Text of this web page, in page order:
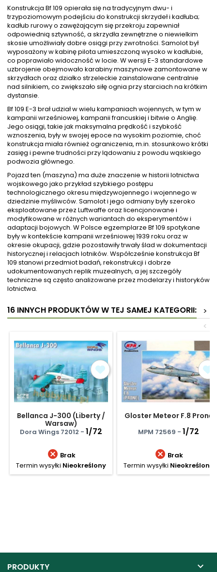
Konstrukcja Bf 109 opierała się na tradycyjnym dwu- i
trzypoziomowym podejściu do konstrukcji skrzydeł i kadłuba;
kadłub rurowy o zawężającym się przekroju zapewniał
odpowiednią sztywność, a skrzydła zewnętrzne o niewielkim
skosie umożliwiały dobre osiągi przy zwrotności. Samolot był
wyposażony w kabinę pilota umieszczoną wysoko w kadłubie,
co poprawiało widoczność w locie. W wersji E-3 standardowe
uzbrojenie obejmowało karabiny maszynowe zamontowane w
skrzydłach oraz działko strzeleckie zainstalowane centralnie
nad silnikiem, co zwiększało siłę ognia przy starciach na krótkim
dystansie.
Bf 109 E-3 brał udział w wielu kampaniach wojennych, w tym w
kampanii wrześniowej, kampanii francuskiej i bitwie o Anglię.
Jego osiągi, takie jak maksymalna prędkość i szybkość
wznoszenia, były w swojej epoce na wysokim poziomie, choć
konstrukcja miała również ograniczenia, m.in. stosunkowo krótki
zasięg i pewne trudności przy lądowaniu z powodu wąskiego
podwozia głównego.
Pojazd ten (maszyna) ma duże znaczenie w historii lotnictwa
wojskowego jako przykład szybkiego postępu
technologicznego okresu międzywojennego i wojennego w
dziedzinie myśliwców. Samolot i jego odmiany były szeroko
eksploatowane przez Luftwaffe oraz licencjonowane i
modyfikowane w różnych wariantach do eksperymentów i
adaptacji bojowych. W Polsce egzemplarze Bf 109 spotykane
były w kontekście kampanii wrześniowej 1939 roku oraz w
okresie okupacji, gdzie pozostawiły trwały ślad w dokumentacji
historycznej i relacjach lotników. Współcześnie konstrukcja Bf
109 stanowi przedmiot badań, rekonstrukcji i dobrze
udokumentowanych replik muzealnych, a jej szczegóły
techniczne są często analizowane przez modelarzy i historyków
lotnictwa.
16 INNYCH PRODUKTÓW W TEJ SAMEJ KATEGORII:
>
<
Bellanca J-300 (Liberty /
Warsaw)
Dora Wings 72012 - 1/72
 Brak
Termin wysyłki Nieokreślony
Gloster Meteor F.8 Prone
MPM 72569 - 1/72
 Brak
Termin wysyłki Nieokreślony
PRODUKTY 